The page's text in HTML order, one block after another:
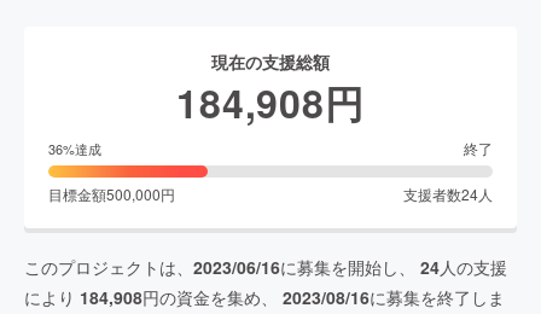
現在の支援総額
184,908円
36%達成 終了
目標金額500,000円 支援者数24人
このプロジェクトは、 2023/06/16に募集を開始し、 24人の支援
により 184,908円の資金を集め、 2023/08/16に募集を終了しま